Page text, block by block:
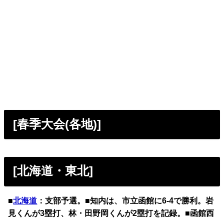
[春季大会(各地)]
[北海道・東北]
■北海道 ：支部予選。■知内は、市立函館に6-4で勝利。岩
見くんが3塁打、林・田野岡くんが2塁打を記録。■函館西